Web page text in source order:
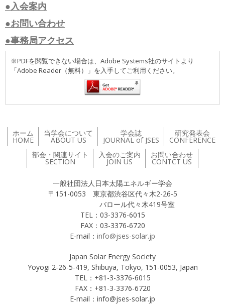
●入会案内
●お問い合わせ
●事務局アクセス
※PDFを閲覧できない場合は、Adobe Systems社のサイトより
「Adobe Reader（無料）」を入手してご利用ください。
ホーム
HOME
当学会について
ABOUT US
学会誌
JOURNAL of JSES
研究発表会
CONFERENCE
部会・関連サイト
SECTION
入会のご案内
JOIN US
お問い合わせ
CONTCT US
一般社団法人日本太陽エネルギー学会
〒151-0053 東京都渋谷区代々木2-26-5
バロール代々木419号室
TEL：03-3376-6015
FAX：03-3376-6720
E-mail： info@jses-solar.jp
Japan Solar Energy Society
Yoyogi 2-26-5-419, Shibuya, Tokyo, 151-0053, Japan
TEL：+81-3-3376-6015
FAX：+81-3-3376-6720
E-mail：info@jses-solar.jp